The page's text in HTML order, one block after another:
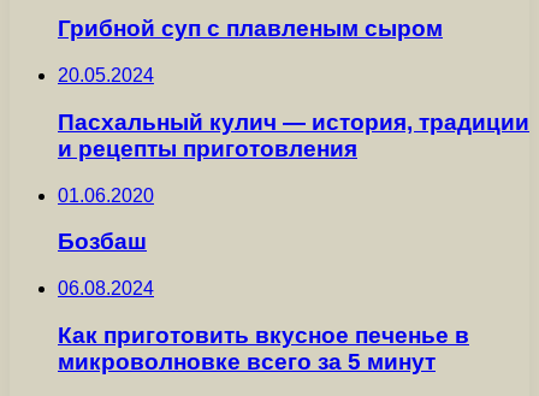
Грибной суп с плавленым сыром
20.05.2024
Пасхальный кулич — история, традиции
и рецепты приготовления
01.06.2020
Бозбаш
06.08.2024
Как приготовить вкусное печенье в
микроволновке всего за 5 минут